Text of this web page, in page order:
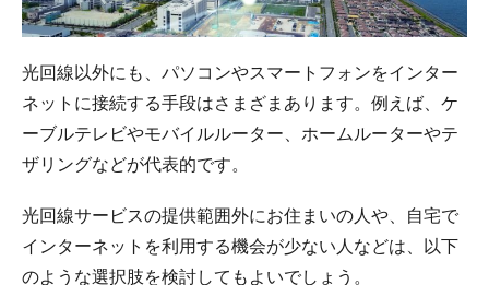
光回線以外にも、パソコンやスマートフォンをインター
ネットに接続する手段はさまざまあります。例えば、ケ
ーブルテレビやモバイルルーター、ホームルーターやテ
ザリングなどが代表的です。
光回線サービスの提供範囲外にお住まいの人や、自宅で
インターネットを利用する機会が少ない人などは、以下
のような選択肢を検討してもよいでしょう。